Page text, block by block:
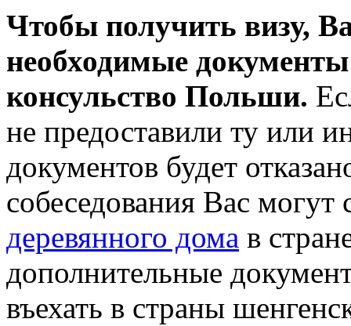
Чтобы получить визу,
необходимые
консульство Польши.
не предоставили ту или
документов будет
собеседования Вас могут
деревянного дома в
дополнительные
въехать в страны